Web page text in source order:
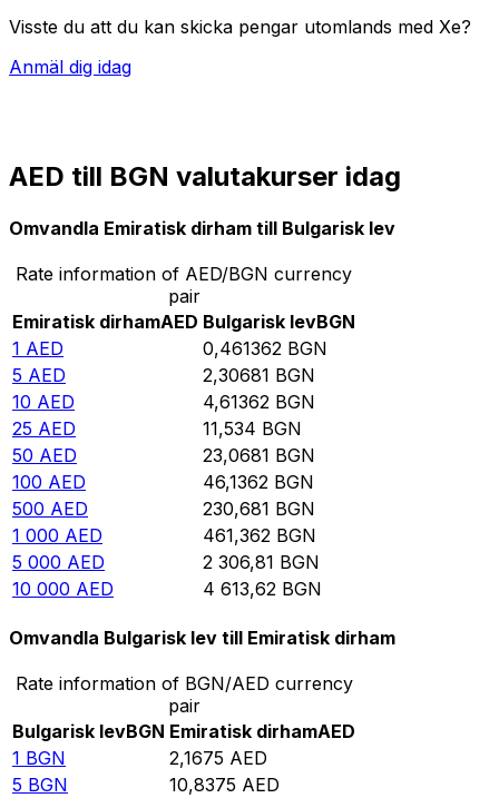
Visste du att du kan skicka pengar utomlands med Xe?
Anmäl dig idag
AED till BGN valutakurser idag
Omvandla Emiratisk dirham till Bulgarisk lev
Rate information of AED/BGN currency
pair
Emiratisk dirhamAED Bulgarisk levBGN
1 AED 0,461362 BGN
5 AED 2,30681 BGN
10 AED 4,61362 BGN
25 AED 11,534 BGN
50 AED 23,0681 BGN
100 AED 46,1362 BGN
500 AED 230,681 BGN
1 000 AED 461,362 BGN
5 000 AED 2 306,81 BGN
10 000 AED 4 613,62 BGN
Omvandla Bulgarisk lev till Emiratisk dirham
Rate information of BGN/AED currency
pair
Bulgarisk levBGN Emiratisk dirhamAED
1 BGN 2,1675 AED
5 BGN 10,8375 AED